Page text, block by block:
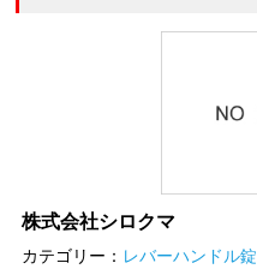
株式会社シロクマ
カテゴリー： レバーハンドル錠